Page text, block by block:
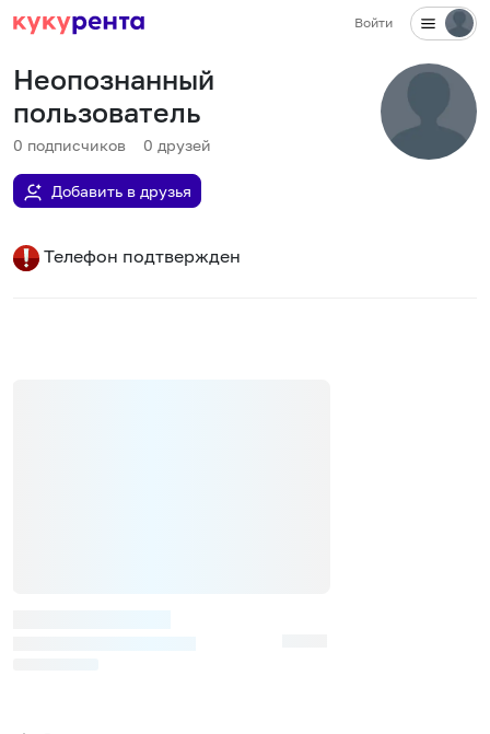
Войти
Неопознанный
пользователь
0 подписчиков 0 друзей
Добавить в друзья
Телефон подтвержден